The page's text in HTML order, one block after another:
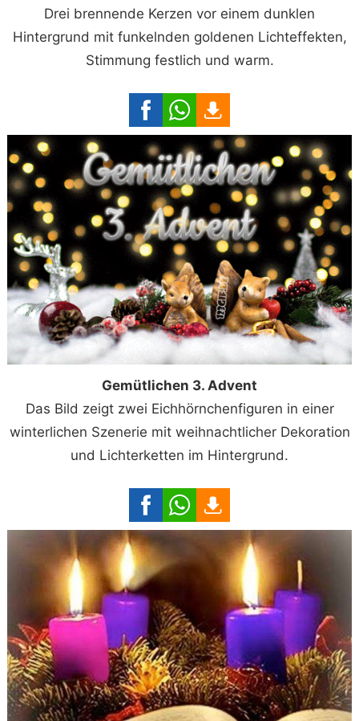
Drei brennende Kerzen vor einem dunklen
Hintergrund mit funkelnden goldenen Lichteffekten,
Stimmung festlich und warm.
Gemütlichen 3. Advent
Das Bild zeigt zwei Eichhörnchenfiguren in einer
winterlichen Szenerie mit weihnachtlicher Dekoration
und Lichterketten im Hintergrund.